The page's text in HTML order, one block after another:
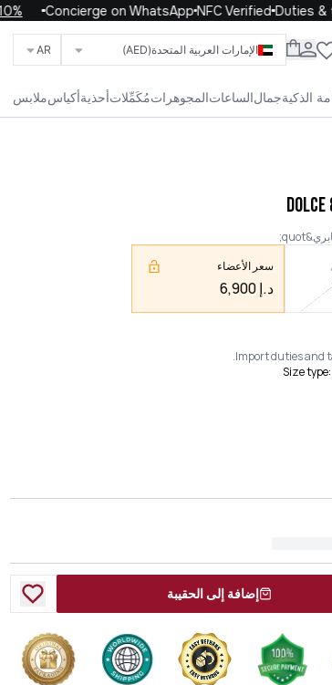
Duties &
NFC Verified
Concierge on WhatsApp
الإمارات العربية المتحدة(AED)
AR
ملابسأكياسأحذيةمُكَمِّلاتالمجوهراتالساعاتجمالالذكية
ابحث عن العلامات التجارية والفئات والمنتجات
الكل النساء الرجال الأطفال الحياة
سعر الأعضاء
د.إ6,900
Import duties and
Size type:
إضافة إلى الحقيبة